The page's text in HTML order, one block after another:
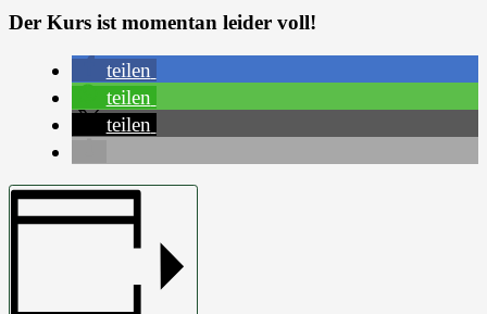
Der Kurs ist momentan leider voll!
teilen
teilen
teilen